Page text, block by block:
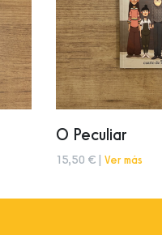
O Peculiar
15,50 € | Ver más